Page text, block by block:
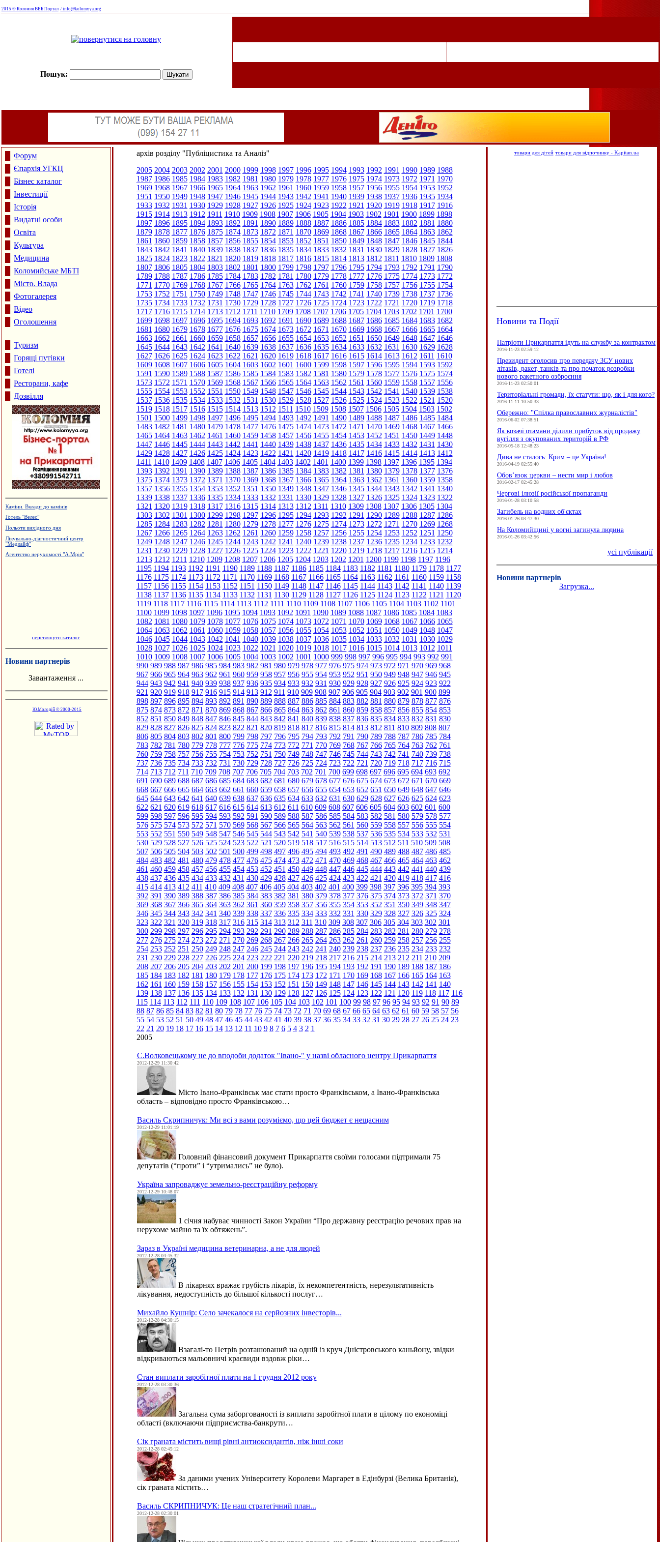
2015 © Коломия ВЕБ Портал / info@kolomyya.org
Пошук:
Форум
Єпархія УГКЦ
Бізнес каталог
Інвестиції
Історія
Видатні особи
Освіта
Культура
Медицина
Коломийське МБТІ
Місто. Влада
Фотогалерея
Відео
Оголошення
Туризм
Горящі путівки
Готелі
Ресторани, кафе
Дозвілля
Каміни. Вклади до камінів
Готель "Велес"
Польоти вихідного дня
Лікувально-діагностичний центр
"Медлайф"
Агентство нерухомості "А.Мрія"
переглянути каталог
Новини партнерів
Завантаження ...
Ю.Молодій © 2000-2015
архів розділу "Публіцистика та Аналіз"
2005 2004 2003 2002 2001 2000 1999 1998 1997 1996 1995 1994 1993 1992 1991 1990 1989 1988
1987 1986 1985 1984 1983 1982 1981 1980 1979 1978 1977 1976 1975 1974 1973 1972 1971 1970
1969 1968 1967 1966 1965 1964 1963 1962 1961 1960 1959 1958 1957 1956 1955 1954 1953 1952
1951 1950 1949 1948 1947 1946 1945 1944 1943 1942 1941 1940 1939 1938 1937 1936 1935 1934
1933 1932 1931 1930 1929 1928 1927 1926 1925 1924 1923 1922 1921 1920 1919 1918 1917 1916
1915 1914 1913 1912 1911 1910 1909 1908 1907 1906 1905 1904 1903 1902 1901 1900 1899 1898
1897 1896 1895 1894 1893 1892 1891 1890 1889 1888 1887 1886 1885 1884 1883 1882 1881 1880
1879 1878 1877 1876 1875 1874 1873 1872 1871 1870 1869 1868 1867 1866 1865 1864 1863 1862
1861 1860 1859 1858 1857 1856 1855 1854 1853 1852 1851 1850 1849 1848 1847 1846 1845 1844
1843 1842 1841 1840 1839 1838 1837 1836 1835 1834 1833 1832 1831 1830 1829 1828 1827 1826
1825 1824 1823 1822 1821 1820 1819 1818 1817 1816 1815 1814 1813 1812 1811 1810 1809 1808
1807 1806 1805 1804 1803 1802 1801 1800 1799 1798 1797 1796 1795 1794 1793 1792 1791 1790
1789 1788 1787 1786 1785 1784 1783 1782 1781 1780 1779 1778 1777 1776 1775 1774 1773 1772
1771 1770 1769 1768 1767 1766 1765 1764 1763 1762 1761 1760 1759 1758 1757 1756 1755 1754
1753 1752 1751 1750 1749 1748 1747 1746 1745 1744 1743 1742 1741 1740 1739 1738 1737 1736
1735 1734 1733 1732 1731 1730 1729 1728 1727 1726 1725 1724 1723 1722 1721 1720 1719 1718
1717 1716 1715 1714 1713 1712 1711 1710 1709 1708 1707 1706 1705 1704 1703 1702 1701 1700
1699 1698 1697 1696 1695 1694 1693 1692 1691 1690 1689 1688 1687 1686 1685 1684 1683 1682
1681 1680 1679 1678 1677 1676 1675 1674 1673 1672 1671 1670 1669 1668 1667 1666 1665 1664
1663 1662 1661 1660 1659 1658 1657 1656 1655 1654 1653 1652 1651 1650 1649 1648 1647 1646
1645 1644 1643 1642 1641 1640 1639 1638 1637 1636 1635 1634 1633 1632 1631 1630 1629 1628
1627 1626 1625 1624 1623 1622 1621 1620 1619 1618 1617 1616 1615 1614 1613 1612 1611 1610
1609 1608 1607 1606 1605 1604 1603 1602 1601 1600 1599 1598 1597 1596 1595 1594 1593 1592
1591 1590 1589 1588 1587 1586 1585 1584 1583 1582 1581 1580 1579 1578 1577 1576 1575 1574
1573 1572 1571 1570 1569 1568 1567 1566 1565 1564 1563 1562 1561 1560 1559 1558 1557 1556
1555 1554 1553 1552 1551 1550 1549 1548 1547 1546 1545 1544 1543 1542 1541 1540 1539 1538
1537 1536 1535 1534 1533 1532 1531 1530 1529 1528 1527 1526 1525 1524 1523 1522 1521 1520
1519 1518 1517 1516 1515 1514 1513 1512 1511 1510 1509 1508 1507 1506 1505 1504 1503 1502
1501 1500 1499 1498 1497 1496 1495 1494 1493 1492 1491 1490 1489 1488 1487 1486 1485 1484
1483 1482 1481 1480 1479 1478 1477 1476 1475 1474 1473 1472 1471 1470 1469 1468 1467 1466
1465 1464 1463 1462 1461 1460 1459 1458 1457 1456 1455 1454 1453 1452 1451 1450 1449 1448
1447 1446 1445 1444 1443 1442 1441 1440 1439 1438 1437 1436 1435 1434 1433 1432 1431 1430
1429 1428 1427 1426 1425 1424 1423 1422 1421 1420 1419 1418 1417 1416 1415 1414 1413 1412
1411 1410 1409 1408 1407 1406 1405 1404 1403 1402 1401 1400 1399 1398 1397 1396 1395 1394
1393 1392 1391 1390 1389 1388 1387 1386 1385 1384 1383 1382 1381 1380 1379 1378 1377 1376
1375 1374 1373 1372 1371 1370 1369 1368 1367 1366 1365 1364 1363 1362 1361 1360 1359 1358
1357 1356 1355 1354 1353 1352 1351 1350 1349 1348 1347 1346 1345 1344 1343 1342 1341 1340
1339 1338 1337 1336 1335 1334 1333 1332 1331 1330 1329 1328 1327 1326 1325 1324 1323 1322
1321 1320 1319 1318 1317 1316 1315 1314 1313 1312 1311 1310 1309 1308 1307 1306 1305 1304
1303 1302 1301 1300 1299 1298 1297 1296 1295 1294 1293 1292 1291 1290 1289 1288 1287 1286
1285 1284 1283 1282 1281 1280 1279 1278 1277 1276 1275 1274 1273 1272 1271 1270 1269 1268
1267 1266 1265 1264 1263 1262 1261 1260 1259 1258 1257 1256 1255 1254 1253 1252 1251 1250
1249 1248 1247 1246 1245 1244 1243 1242 1241 1240 1239 1238 1237 1236 1235 1234 1233 1232
1231 1230 1229 1228 1227 1226 1225 1224 1223 1222 1221 1220 1219 1218 1217 1216 1215 1214
1213 1212 1211 1210 1209 1208 1207 1206 1205 1204 1203 1202 1201 1200 1199 1198 1197 1196
1195 1194 1193 1192 1191 1190 1189 1188 1187 1186 1185 1184 1183 1182 1181 1180 1179 1178 1177
1176 1175 1174 1173 1172 1171 1170 1169 1168 1167 1166 1165 1164 1163 1162 1161 1160 1159 1158
1157 1156 1155 1154 1153 1152 1151 1150 1149 1148 1147 1146 1145 1144 1143 1142 1141 1140 1139
1138 1137 1136 1135 1134 1133 1132 1131 1130 1129 1128 1127 1126 1125 1124 1123 1122 1121 1120
1119 1118 1117 1116 1115 1114 1113 1112 1111 1110 1109 1108 1107 1106 1105 1104 1103 1102 1101
1100 1099 1098 1097 1096 1095 1094 1093 1092 1091 1090 1089 1088 1087 1086 1085 1084 1083
1082 1081 1080 1079 1078 1077 1076 1075 1074 1073 1072 1071 1070 1069 1068 1067 1066 1065
1064 1063 1062 1061 1060 1059 1058 1057 1056 1055 1054 1053 1052 1051 1050 1049 1048 1047
1046 1045 1044 1043 1042 1041 1040 1039 1038 1037 1036 1035 1034 1033 1032 1031 1030 1029
1028 1027 1026 1025 1024 1023 1022 1021 1020 1019 1018 1017 1016 1015 1014 1013 1012 1011
1010 1009 1008 1007 1006 1005 1004 1003 1002 1001 1000 999 998 997 996 995 994 993 992 991
990 989 988 987 986 985 984 983 982 981 980 979 978 977 976 975 974 973 972 971 970 969 968
967 966 965 964 963 962 961 960 959 958 957 956 955 954 953 952 951 950 949 948 947 946 945
944 943 942 941 940 939 938 937 936 935 934 933 932 931 930 929 928 927 926 925 924 923 922
921 920 919 918 917 916 915 914 913 912 911 910 909 908 907 906 905 904 903 902 901 900 899
898 897 896 895 894 893 892 891 890 889 888 887 886 885 884 883 882 881 880 879 878 877 876
875 874 873 872 871 870 869 868 867 866 865 864 863 862 861 860 859 858 857 856 855 854 853
852 851 850 849 848 847 846 845 844 843 842 841 840 839 838 837 836 835 834 833 832 831 830
829 828 827 826 825 824 823 822 821 820 819 818 817 816 815 814 813 812 811 810 809 808 807
806 805 804 803 802 801 800 799 798 797 796 795 794 793 792 791 790 789 788 787 786 785 784
783 782 781 780 779 778 777 776 775 774 773 772 771 770 769 768 767 766 765 764 763 762 761
760 759 758 757 756 755 754 753 752 751 750 749 748 747 746 745 744 743 742 741 740 739 738
737 736 735 734 733 732 731 730 729 728 727 726 725 724 723 722 721 720 719 718 717 716 715
714 713 712 711 710 709 708 707 706 705 704 703 702 701 700 699 698 697 696 695 694 693 692
691 690 689 688 687 686 685 684 683 682 681 680 679 678 677 676 675 674 673 672 671 670 669
668 667 666 665 664 663 662 661 660 659 658 657 656 655 654 653 652 651 650 649 648 647 646
645 644 643 642 641 640 639 638 637 636 635 634 633 632 631 630 629 628 627 626 625 624 623
622 621 620 619 618 617 616 615 614 613 612 611 610 609 608 607 606 605 604 603 602 601 600
599 598 597 596 595 594 593 592 591 590 589 588 587 586 585 584 583 582 581 580 579 578 577
576 575 574 573 572 571 570 569 568 567 566 565 564 563 562 561 560 559 558 557 556 555 554
553 552 551 550 549 548 547 546 545 544 543 542 541 540 539 538 537 536 535 534 533 532 531
530 529 528 527 526 525 524 523 522 521 520 519 518 517 516 515 514 513 512 511 510 509 508
507 506 505 504 503 502 501 500 499 498 497 496 495 494 493 492 491 490 489 488 487 486 485
484 483 482 481 480 479 478 477 476 475 474 473 472 471 470 469 468 467 466 465 464 463 462
461 460 459 458 457 456 455 454 453 452 451 450 449 448 447 446 445 444 443 442 441 440 439
438 437 436 435 434 433 432 431 430 429 428 427 426 425 424 423 422 421 420 419 418 417 416
415 414 413 412 411 410 409 408 407 406 405 404 403 402 401 400 399 398 397 396 395 394 393
392 391 390 389 388 387 386 385 384 383 382 381 380 379 378 377 376 375 374 373 372 371 370
369 368 367 366 365 364 363 362 361 360 359 358 357 356 355 354 353 352 351 350 349 348 347
346 345 344 343 342 341 340 339 338 337 336 335 334 333 332 331 330 329 328 327 326 325 324
323 322 321 320 319 318 317 316 315 314 313 312 311 310 309 308 307 306 305 304 303 302 301
300 299 298 297 296 295 294 293 292 291 290 289 288 287 286 285 284 283 282 281 280 279 278
277 276 275 274 273 272 271 270 269 268 267 266 265 264 263 262 261 260 259 258 257 256 255
254 253 252 251 250 249 248 247 246 245 244 243 242 241 240 239 238 237 236 235 234 233 232
231 230 229 228 227 226 225 224 223 222 221 220 219 218 217 216 215 214 213 212 211 210 209
208 207 206 205 204 203 202 201 200 199 198 197 196 195 194 193 192 191 190 189 188 187 186
185 184 183 182 181 180 179 178 177 176 175 174 173 172 171 170 169 168 167 166 165 164 163
162 161 160 159 158 157 156 155 154 153 152 151 150 149 148 147 146 145 144 143 142 141 140
139 138 137 136 135 134 133 132 131 130 129 128 127 126 125 124 123 122 121 120 119 118 117 116
115 114 113 112 111 110 109 108 107 106 105 104 103 102 101 100 99 98 97 96 95 94 93 92 91 90 89
88 87 86 85 84 83 82 81 80 79 78 77 76 75 74 73 72 71 70 69 68 67 66 65 64 63 62 61 60 59 58 57 56
55 54 53 52 51 50 49 48 47 46 45 44 43 42 41 40 39 38 37 36 35 34 33 32 31 30 29 28 27 26 25 24 23
22 21 20 19 18 17 16 15 14 13 12 11 10 9 8 7 6 5 4 3 2 1
2005
С.Волковецькому не до вподоби додаток "Івано-" у назві обласного центру Прикарпаття
2012-12-29 11:30:42
Місто Івано-Франківськ має стати просто Франківськом, а Івано-Франківська
область – відповідно просто Франківською…
Василь Скрипничук: Ми всі з вами розуміємо, що цей бюджет є нещасним
2012-12-29 11:01:19
Головний фінансовий документ Прикарпаття своїми голосами підтримали 75
депутатів (“проти” і “утримались” не було).
Україна запроваджує земельно-реєстраційну реформу
2012-12-29 10:48:07
1 січня набуває чинності Закон України “Про державну реєстрацію речових прав на
нерухоме майно та їх обтяжень”.
Зараз в Україні медицина ветеринарна, а не для людей
2012-12-28 04:45:32
В лікарнях вражає грубість лікарів, їх некомпетентність, нерезультативність
лікування, недоступність до більшої кількості послуг…
Михайло Кушнір: Село зачекалося на серйозних інвесторів...
2012-12-28 04:30:15
Взагалі-то Петрів розташований на одній із круч Дністровського каньйону, звідки
відкриваються мальовничі краєвиди вздовж ріки…
Стан виплати заробітної плати на 1 грудня 2012 року
2012-12-28 03:30:36
Загальна сума заборгованості із виплати заробітної плати в цілому по економіці
області (включаючи підприємства-банкрути…
Сік граната містить вищі рівні антиоксидантів, ніж інші соки
2012-12-28 02:45:12
За даними учених Університету Королеви Маргарет в Едінбурзі (Велика Британія),
сік граната містить…
Василь СКРИПНИЧУК: Це наш стратегічний план...
2012-12-28 02:30:01
товари для дітей товари для відпочинку - Kapitan.ua
Новини та Події
Патріоти Прикарпаття ідуть на службу за контрактом
2016-11-23 02:59:12
Президент оголосив про передачу ЗСУ нових
літаків, ракет, танків та про початок розробки
нового ракетного озброєння
2016-11-23 02:50:01
Територіальні громади, їх статути: що, як і для кого?
2016-11-11 10:50:33
Обережно: "Спілка православних журналістів"
2016-06-02 07:38:51
Як козачі отамани ділили прибуток від продажу
вугілля з окупованих територій в РФ
2016-05-18 12:48:23
Дива не сталось: Крим – це Україна!
2016-04-19 02:55:40
Обов’язок церкви – нести мир і любов
2016-02-17 02:45:28
Чергові ілюзії російської пропаганди
2016-01-28 03:10:58
Загибель на водних об'єктах
2016-01-26 03:47:30
На Коломийщині у вогні загинула людина
2016-01-26 03:42:56
усі публікації
Новини партнерів
Загрузка...